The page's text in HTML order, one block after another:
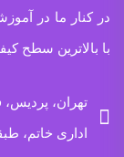
در کنار ما در
با بالاترین سطح
اداری خاتم،